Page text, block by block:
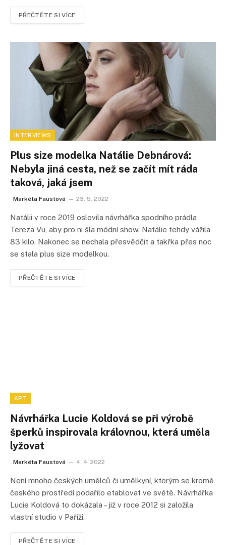
PŘEČTĚTE SI VÍCE
INTERVIEWS
Plus size modelka Natálie Debnárová:
Nebyla jiná cesta, než se začít mít ráda
taková, jaká jsem
Markéta Faustová 23. 5. 2022
Natálii v roce 2019 oslovila návrhářka spodního prádla
Tereza Vu, aby pro ni šla módní show. Natálie tehdy vážila
83 kilo. Nakonec se nechala přesvědčit a takřka přes noc
se stala plus size modelkou.
PŘEČTĚTE SI VÍCE
ART
Návrhářka Lucie Koldová se při výrobě
šperků inspirovala královnou, která uměla
lyžovat
Markéta Faustová 4. 4. 2022
Není mnoho českých umělců či umělkyní, kterým se kromě
českého prostředí podařilo etablovat ve světě. Návrhářka
Lucie Koldová to dokázala – již v roce 2012 si založila
vlastní studio v Paříži.
PŘEČTĚTE SI VÍCE